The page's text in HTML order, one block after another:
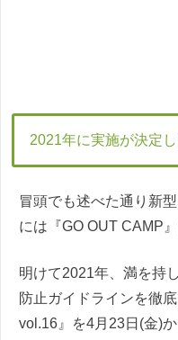
2021年に実施が決定
冒頭でも述べた通り新
には『GO OUT CAMP
明けて2021年、満を持
防止ガイドラインを徹
vol.16』を4月23日(金)